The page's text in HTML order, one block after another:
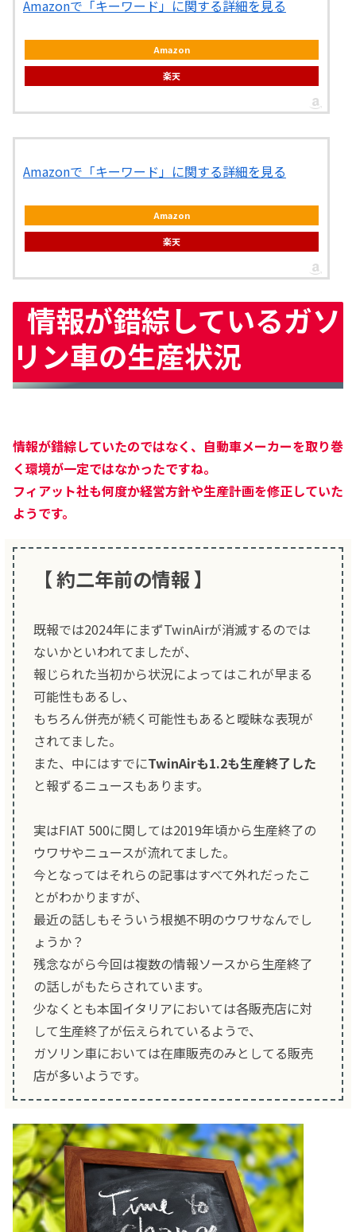
Amazonで「キーワード」に関する詳細を見る
Amazon
楽天
Amazonで「キーワード」に関する詳細を見る
Amazon
楽天
情報が錯綜しているガソ
リン車の生産状況
情報が錯綜していたのではなく、自動車メーカーを取り巻
く環境が一定ではなかったですね。
フィアット社も何度か経営方針や生産計画を修正していた
ようです。
【 約二年前の情報 】
既報では2024年にまずTwinAirが消滅するのでは
ないかといわれてましたが、
報じられた当初から状況によってはこれが早まる
可能性もあるし、
もちろん併売が続く可能性もあると曖昧な表現が
されてました。
また、中にはすでにTwinAirも1.2も生産終了した
と報ずるニュースもあります。
実はFIAT 500に関しては2019年頃から生産終了の
ウワサやニュースが流れてました。
今となってはそれらの記事はすべて外れだったこ
とがわかりますが、
最近の話しもそういう根拠不明のウワサなんでし
ょうか？
残念ながら今回は複数の情報ソースから生産終了
の話しがもたらされています。
少なくとも本国イタリアにおいては各販売店に対
して生産終了が伝えられているようで、
ガソリン車においては在庫販売のみとしてる販売
店が多いようです。